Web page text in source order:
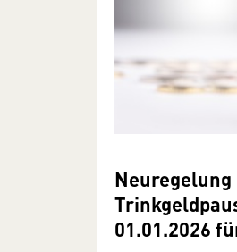
Neuregelung
01.01.2026